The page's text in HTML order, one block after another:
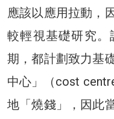
應該以應用拉動，
較輕視基礎研究
期，都計劃致力基
中心」（cost
地「燒錢」，因此